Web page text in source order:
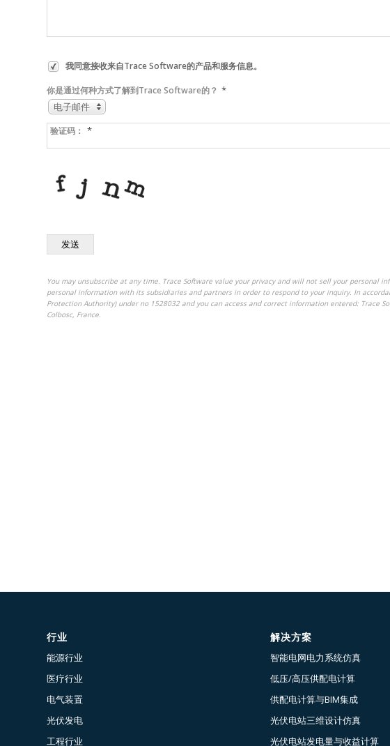
我同意接收来自Trace Software的产品和服务信息。
你是通过何种方式了解到Trace Software的？ *
电子邮件
验证码： *
发送
You may unsubscribe at any time. Trace Software value your privacy and will not sell your personal
personal information with its subsidiaries and partners in order to respond to your inquiry. In
Protection Authority) under no 1528032 and you can access and correct information entered: Trace
Colbosc, France.
行业
能源行业
医疗行业
电气装置
光伏发电
工程行业
解决方案
智能电网电力系统仿真
低压/高压供配电计算
供配电计算与BIM集成
光伏电站三维设计仿真
光伏电站发电量与收益计算